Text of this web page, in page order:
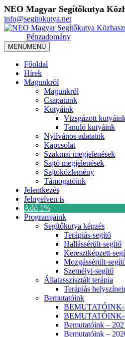
NEO Magyar Segítőkutya
info@segitokutya.net
Pénzadomány
MENÜMENÜ
Főoldal
Hírek
Magunkról
Magunkról
Csapatunk
Kutyáink
Vizsgázott
Tanuló kutyáink
Nyilvános adataink
Kapcsolat
Szakmai megjelenések
Sajtó megjelenések
Sajtóközlemény
Támogatóink
Jelentkezés
Jelnyelven is
Adó 1%
Programjaink
Segítőkutya képzés
Terápiás-segítő
Hallássérült-segítő
Keresztképzett-
Mozgássérült-
Személyi-segítő
Állatasszisztált terápia
Terápiás
Bemutatóink
BEMUTATÓINK-
BEMUTATÓINK-
Bemutatóink –
Bemutatóink –